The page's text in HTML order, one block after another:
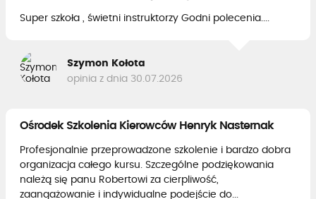
Super szkoła , świetni instruktorzy Godni polecenia....
Szymon Kołota
opinia z dnia 30.07.2026
Ośrodek Szkolenia Kierowców Henryk Nasternak
Profesjonalnie przeprowadzone szkolenie i bardzo dobra
organizacja całego kursu. Szczególne podziękowania
należą się panu Robertowi za cierpliwość,
zaangażowanie i indywidualne podejście do...